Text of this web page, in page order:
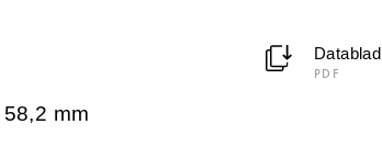
58,2 mm
Datablad
PDF